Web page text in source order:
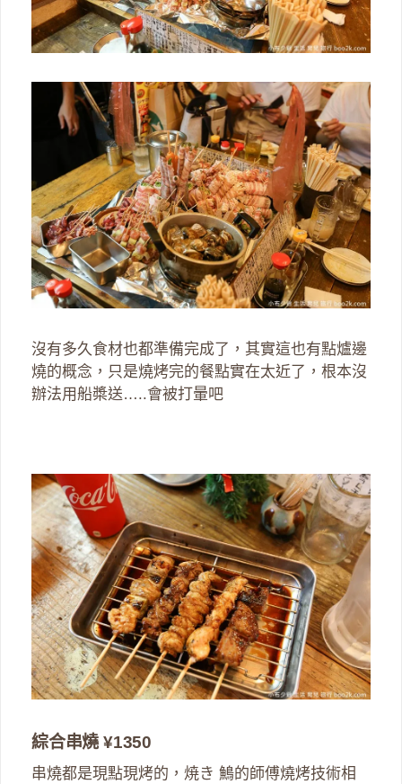
沒有多久食材也都準備完成了，其實這也有點爐邊
燒的概念，只是燒烤完的餐點實在太近了，根本沒
辦法用船槳送…..會被打暈吧
綜合串燒 ¥1350
串燒都是現點現烤的，焼き 鷠的師傅燒烤技術相